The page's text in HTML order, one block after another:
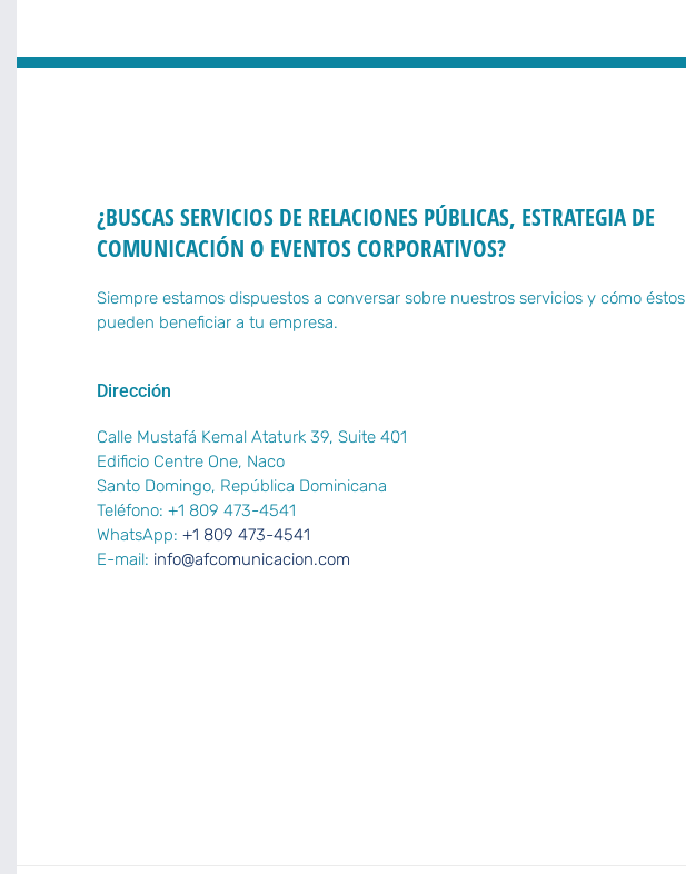
¿BUSCAS SERVICIOS DE RELACIONES PÚBLICAS, ESTRATEGIA DE
COMUNICACIÓN O EVENTOS CORPORATIVOS?
Siempre estamos dispuestos a conversar sobre nuestros servicios y cómo éstos
pueden beneficiar a tu empresa.
Dirección
Calle Mustafá Kemal Ataturk 39, Suite 401
Edificio Centre One, Naco
Santo Domingo, República Dominicana
Teléfono: +1 809 473-4541
WhatsApp: +1 809 473-4541
E-mail: info@afcomunicacion.com